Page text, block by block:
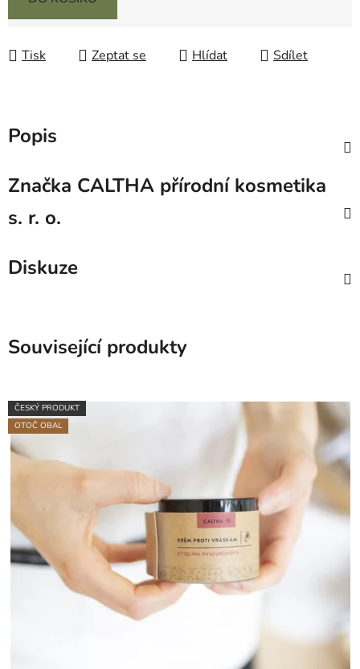
Tisk Zeptat se Hlídat Sdílet
Popis
Značka CALTHA přírodní kosmetika
s. r. o.
Diskuze
Související produkty
ČESKÝ PRODUKT
OTOČ OBAL